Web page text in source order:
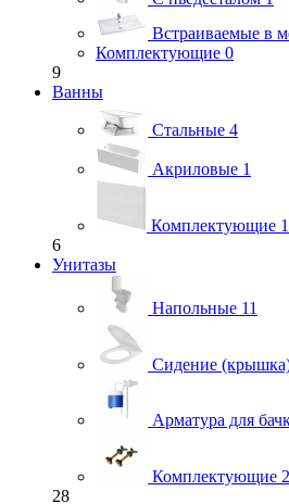
Встраиваемые в
Комплектующие 0
9
Ванны
Стальные 4
Акриловые 1
Комплектующие 1
6
Унитазы
Напольные 11
Сидение
Арматура для
Комплектующие 2
28